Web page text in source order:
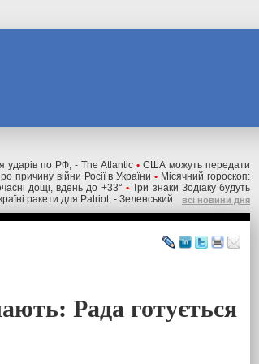
ударів по РФ, - The Atlantic • США можуть передати
причину війни Росії в України • Місячний гороскоп:
дощі, вдень до +33° • Три знаки Зодіаку будуть
ракети для Patriot, - Зеленський всі новини дня
Рада готується